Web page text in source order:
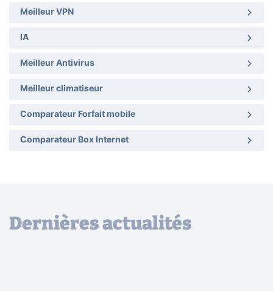
Meilleur VPN
IA
Meilleur Antivirus
Meilleur climatiseur
Comparateur Forfait mobile
Comparateur Box Internet
Dernières actualités